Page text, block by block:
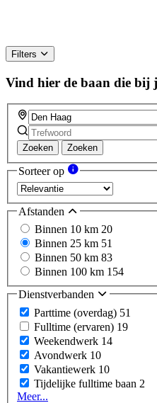
Filters
Vind hier de baan die bij
Zoeken Zoeken
Sorteer op
Afstanden
Binnen 10 km 20
Binnen 25 km 51
Binnen 50 km 83
Binnen 100 km 154
Dienstverbanden
Parttime (overdag) 51
Fulltime (ervaren) 19
Weekendwerk 14
Avondwerk 10
Vakantiewerk 10
Tijdelijke fulltime baan 2
Meer...